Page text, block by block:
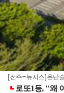
[전주=뉴시스]윤난